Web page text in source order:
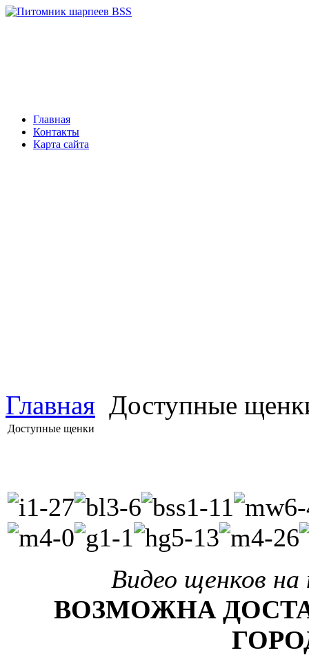
Главная
Контакты
Карта сайта
Главная Доступные
Доступные щенки
Видео щенков на
ВОЗМОЖНА